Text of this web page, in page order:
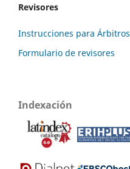
Revisores
Instrucciones para Árbitros
Formulario de revisores
Indexación